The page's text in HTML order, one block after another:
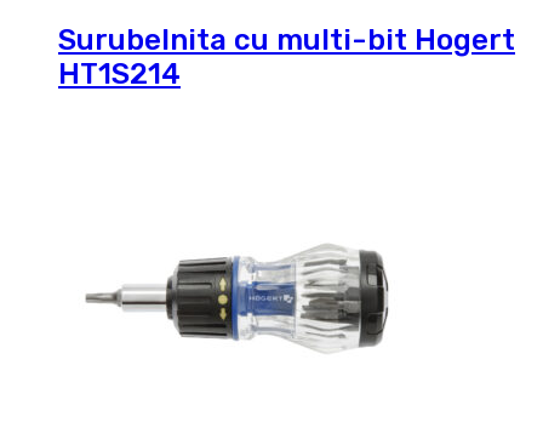
Surubelnita cu multi-bit Hogert
HT1S214